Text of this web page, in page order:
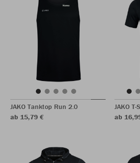
JAKO Tanktop Run 2.0
ab 15,79 €
JAKO
ab